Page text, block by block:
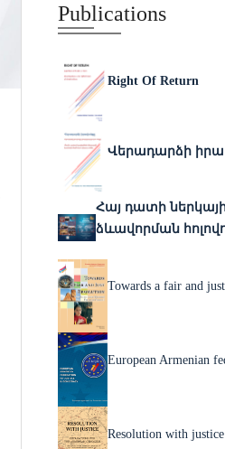
Publications
Right Of Return
Վերադարձի
Հայ դատի
ձևավորման
Towards a fair and
European Armenian
Resolution with justice